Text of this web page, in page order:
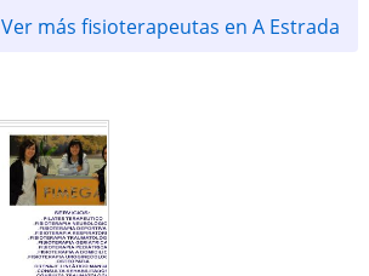
Ver más fisioterapeutas en A Estrada